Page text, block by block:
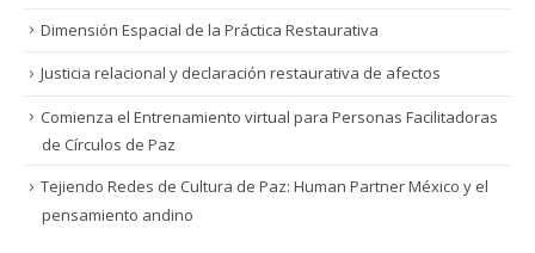
Dimensión Espacial de la Práctica Restaurativa
Justicia relacional y declaración restaurativa de afectos
Comienza el Entrenamiento virtual para Personas Facilitadoras
de Círculos de Paz
Tejiendo Redes de Cultura de Paz: Human Partner México y el
pensamiento andino